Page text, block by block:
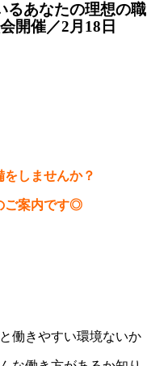
るあなたの理想の職
開催／2月18日
しませんか？
ご案内です◎
働きやすい環境ないか